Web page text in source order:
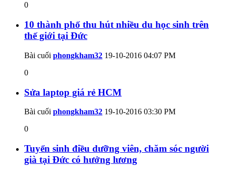
0
10 thành phố thu hút nhiều du học sinh trên
thế giới tại Đức
Bài cuối phongkham32 19-10-2016 04:07 PM
0
Sửa laptop giá rẻ HCM
Bài cuối phongkham32 19-10-2016 03:30 PM
0
Tuyển sinh điều dưỡng viên, chăm sóc người
già tại Đức có hưởng lương